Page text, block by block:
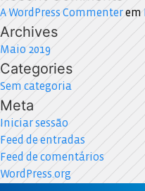
A WordPress Commenterem
Archives
Maio 2019
Categories
Sem categoria
Meta
Iniciar sessão
Feed de entradas
Feed de comentários
WordPress.org